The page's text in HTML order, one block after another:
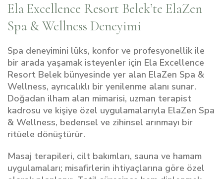
Ela Excellence Resort Belek’te ElaZen
Spa & Wellness Deneyimi
Spa deneyimini lüks, konfor ve profesyonellik ile
bir arada yaşamak isteyenler için Ela Excellence
Resort Belek bünyesinde yer alan ElaZen Spa &
Wellness, ayrıcalıklı bir yenilenme alanı sunar.
Doğadan ilham alan mimarisi, uzman terapist
kadrosu ve kişiye özel uygulamalarıyla ElaZen Spa
& Wellness, bedensel ve zihinsel arınmayı bir
ritüele dönüştürür.
Masaj terapileri, cilt bakımları, sauna ve hamam
uygulamaları; misafirlerin ihtiyaçlarına göre özel